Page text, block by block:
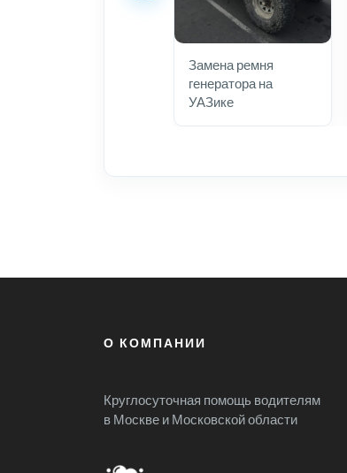
Замена ремня
генератора на
УАЗике
О КОМПАНИИ
Круглосуточная помощь водителям
в Москве и Московской области